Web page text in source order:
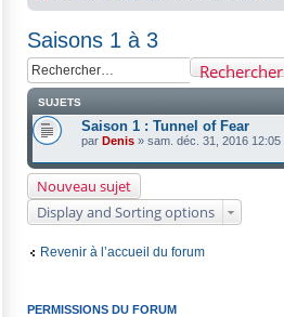
Saisons 1 à 3
Rechercher
SUJETS
Saison 1 : Tunnel of Fear
par Denis » sam. déc. 31, 2016 12:05
Nouveau sujet
Display and Sorting options
Revenir à l’accueil du forum
PERMISSIONS DU FORUM